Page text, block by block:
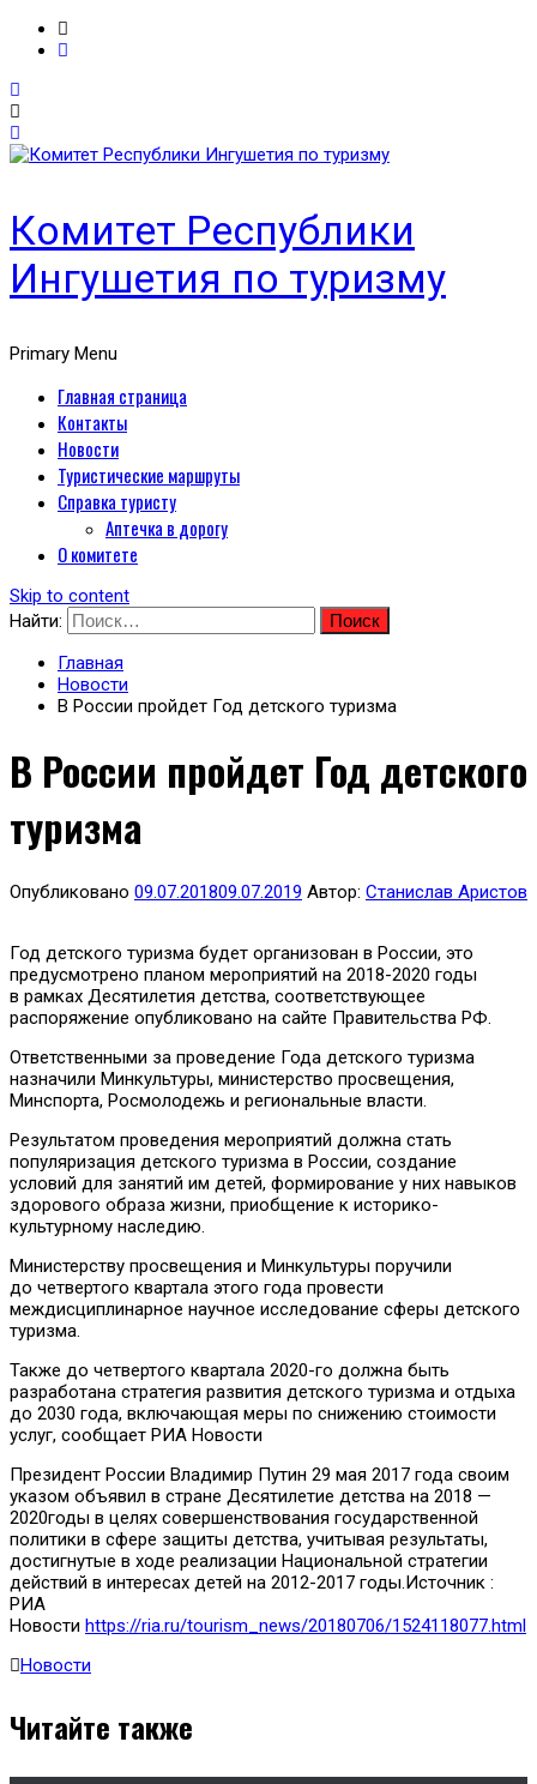
Комитет Республики
Ингушетия по туризму
Primary Menu
Главная страница
Контакты
Новости
Туристические маршруты
Справка туристу
Аптечка в дорогу
О комитете
Skip to content
Найти:
Главная
Новости
В России пройдет Год детского туризма
В России пройдет Год детского
туризма
Опубликовано 09.07.201809.07.2019 Автор: Станислав Аристов
Год детского туризма будет организован в России, это
предусмотрено планом мероприятий на 2018-2020 годы
в рамках Десятилетия детства, соответствующее
распоряжение опубликовано на сайте Правительства РФ.
Ответственными за проведение Года детского туризма
назначили Минкультуры, министерство просвещения,
Минспорта, Росмолодежь и региональные власти.
Результатом проведения мероприятий должна стать
популяризация детского туризма в России, создание
условий для занятий им детей, формирование у них навыков
здорового образа жизни, приобщение к историко-
культурному наследию.
Министерству просвещения и Минкультуры поручили
до четвертого квартала этого года провести
междисциплинарное научное исследование сферы детского
туризма.
Также до четвертого квартала 2020-го должна быть
разработана стратегия развития детского туризма и отдыха
до 2030 года, включающая меры по снижению стоимости
услуг, сообщает РИА Новости
Президент России Владимир Путин 29 мая 2017 года своим
указом объявил в стране Десятилетие детства на 2018 —
2020годы в целях совершенствования государственной
политики в сфере защиты детства, учитывая результаты,
достигнутые в ходе реализации Национальной стратегии
действий в интересах детей на 2012-2017 годы.Источник :
РИА
Новости https://ria.ru/tourism_news/20180706/1524118077.html
Новости
Читайте также